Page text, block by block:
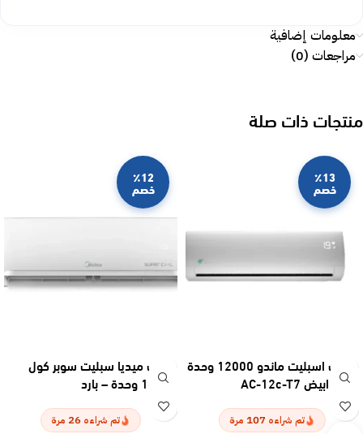
معلومات إضافية
مراجعات (0)
منتجات ذات صلة
٪13
خصم
مكيف اسبليت ماندو 12000 وحدة
– بارد ابيض AC-12c-T7
تم شراءه 107 مرة
٪12
خصم
مكيف ميديا سبليت سوبر كول
18300 وحدة – بارد
MSTS18CRNAG15
تم شراءه 26 مرة